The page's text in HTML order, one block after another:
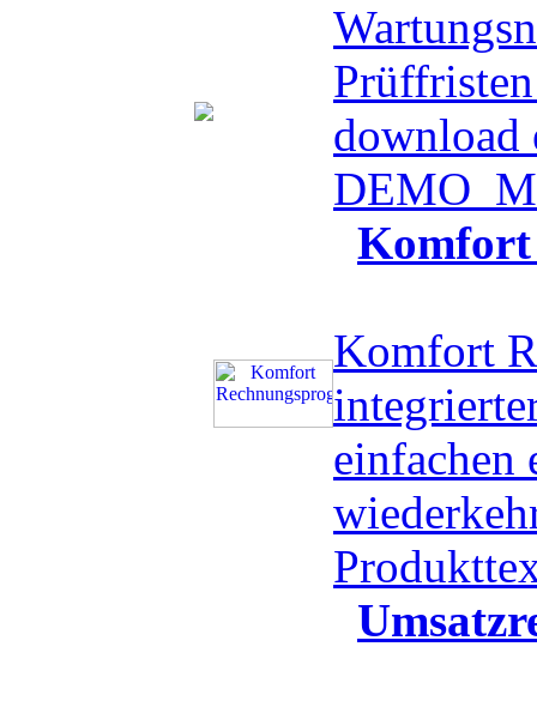
download
DEMO
Komfort
Komfort
einfachen